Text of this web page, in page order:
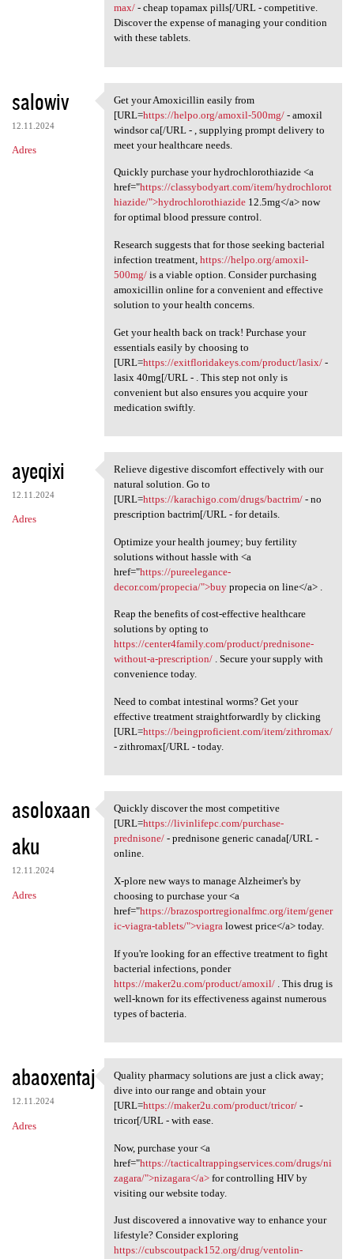
max/- cheap topamax pills[/URL - competitive.
Discover the expense of managing your condition
with these tablets.
salowiv
12.11.2024
Adres
Get your Amoxicillin easily
Get your Amoxicillin easily from
[URL=https://helpo.org/amoxil-500mg/- amoxil
windsor ca[/URL - , supplying prompt delivery to
meet your healthcare needs.
Quickly purchase your hydrochlorothiazide <a
href="https://classybodyart.com/item/hydrochlorot
hiazide/">hydrochlorothiazide12.5mg</a> now
for optimal blood pressure control.
Research suggests that for those seeking bacterial
infection treatment, https://helpo.org/amoxil-
500mg/is a viable option. Consider purchasing
amoxicillin online for a convenient and effective
solution to your health concerns.
Get your health back on track! Purchase your
essentials easily by choosing to
[URL=https://exitfloridakeys.com/product/lasix/-
lasix 40mg[/URL - . This step not only is
convenient but also ensures you acquire your
medication swiftly.
ayeqixi
12.11.2024
Adres
Relieve digestive discomfort
Relieve digestive discomfort effectively with our
natural solution. Go to
[URL=https://karachigo.com/drugs/bactrim/- no
prescription bactrim[/URL - for details.
Optimize your health journey; buy fertility
solutions without hassle with <a
href="https://pureelegance-
decor.com/propecia/">buypropecia on line</a> .
Reap the benefits of cost-effective healthcare
solutions by opting to
https://center4family.com/product/prednisone-
without-a-prescription/. Secure your supply with
convenience today.
Need to combat intestinal worms? Get your
effective treatment straightforwardly by clicking
[URL=https://beingproficient.com/item/zithromax/
- zithromax[/URL - today.
asoloxaan
aku
12.11.2024
Adres
Quickly discover the most
Quickly discover the most competitive
[URL=https://livinlifepc.com/purchase-
prednisone/- prednisone generic canada[/URL -
online.
X-plore new ways to manage Alzheimer's by
choosing to purchase your <a
href="https://brazosportregionalfmc.org/item/gener
ic-viagra-tablets/">viagralowest price</a> today.
If you're looking for an effective treatment to fight
bacterial infections, ponder
https://maker2u.com/product/amoxil/. This drug is
well-known for its effectiveness against numerous
types of bacteria.
abaoxentaj
12.11.2024
Adres
Quality pharmacy solutions
Quality pharmacy solutions are just a click away;
dive into our range and obtain your
[URL=https://maker2u.com/product/tricor/-
tricor[/URL - with ease.
Now, purchase your <a
href="https://tacticaltrappingservices.com/drugs/ni
zagara/">nizagara</a>for controlling HIV by
visiting our website today.
Just discovered a innovative way to enhance your
lifestyle? Consider exploring
https://cubscoutpack152.org/drug/ventolin-